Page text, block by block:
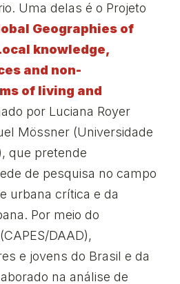
Uma delas é o Projeto
Geographies of
knowledge,
and non-
of living and
por Luciana Royer
Mössner (Universidade
que pretende
de pesquisa no campo
urbana crítica e da
Por meio do
DAAD),
e jovens do Brasil e da
na análise de